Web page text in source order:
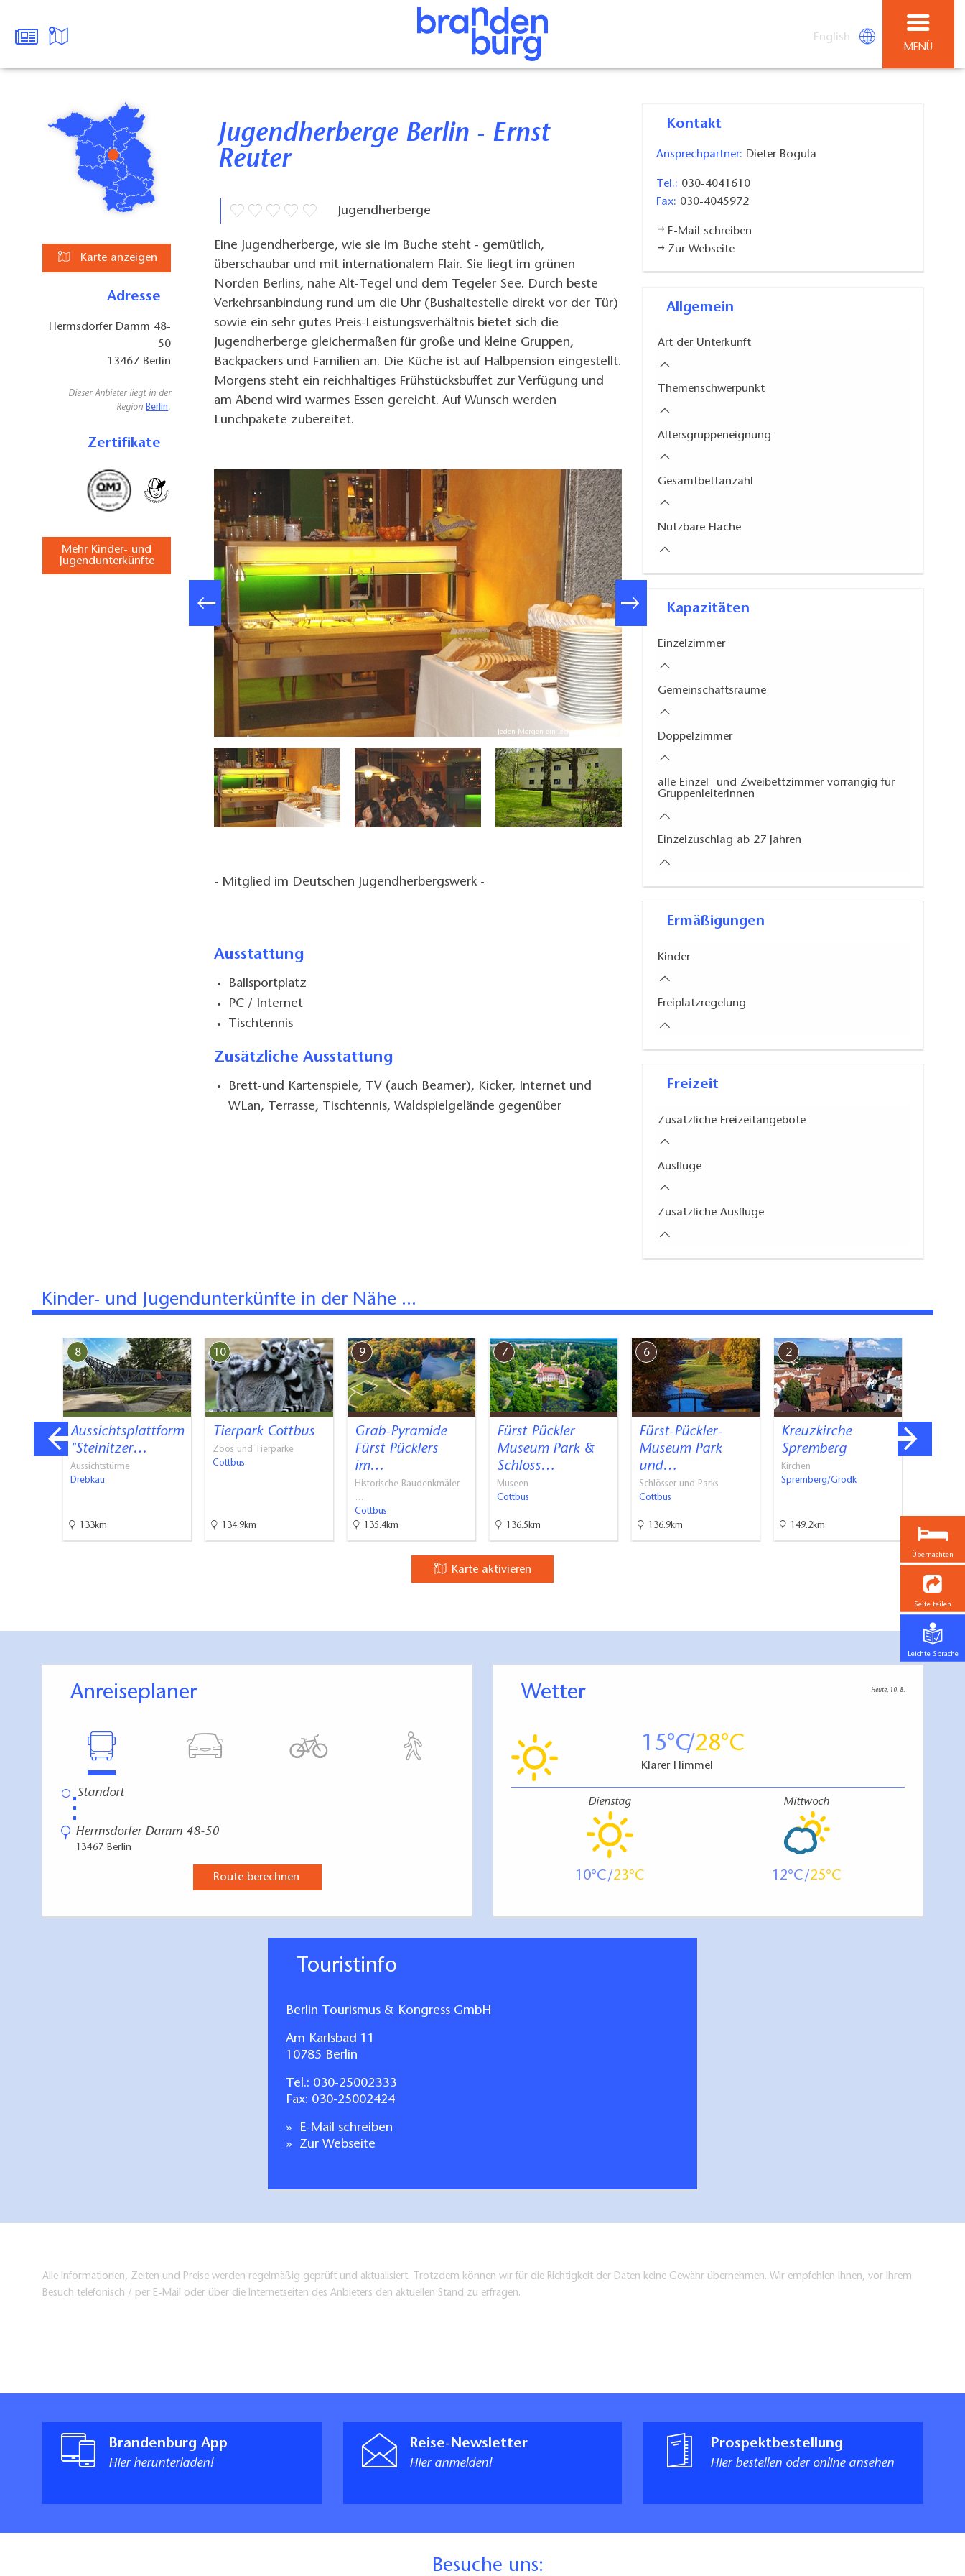
English
MENÜ
Karte anzeigen
Adresse
Hermsdorfer Damm 48-
50
13467 Berlin
Dieser Anbieter liegt in der
Region Berlin.
Zertifikate
Mehr Kinder- und
Jugendunterkünfte
Jugendherberge Berlin - Ernst
Reuter
Jugendherberge
Eine Jugendherberge, wie sie im Buche steht - gemütlich,
überschaubar und mit internationalem Flair. Sie liegt im grünen
Norden Berlins, nahe Alt-Tegel und dem Tegeler See. Durch beste
Verkehrsanbindung rund um die Uhr (Bushaltestelle direkt vor der Tür)
sowie ein sehr gutes Preis-Leistungsverhältnis bietet sich die
Jugendherberge gleichermaßen für große und kleine Gruppen,
Backpackers und Familien an. Die Küche ist auf Halbpension eingestellt.
Morgens steht ein reichhaltiges Frühstücksbuffet zur Verfügung und
am Abend wird warmes Essen gereicht. Auf Wunsch werden
Lunchpakete zubereitet.
Jeden Morgen ein leckeres Frühstück
- Mitglied im Deutschen Jugendherbergswerk -
Ausstattung
Ballsportplatz
PC / Internet
Tischtennis
Zusätzliche Ausstattung
Brett-und Kartenspiele, TV (auch Beamer), Kicker, Internet und
WLan, Terrasse, Tischtennis, Waldspielgelände gegenüber
Kontakt
Ansprechpartner: Dieter Bogula
Tel.: 030-4041610
Fax: 030-4045972
E-Mail schreiben
Zur Webseite
Allgemein
Art der Unterkunft
Themenschwerpunkt
Altersgruppeneignung
Gesamtbettanzahl
Nutzbare Fläche
Kapazitäten
Einzelzimmer
Gemeinschaftsräume
Doppelzimmer
alle Einzel- und Zweibettzimmer vorrangig für
GruppenleiterInnen
Einzelzuschlag ab 27 Jahren
Ermäßigungen
Kinder
Freiplatzregelung
Freizeit
Zusätzliche Freizeitangebote
Ausflüge
Zusätzliche Ausflüge
Kinder- und Jugendunterkünfte in der Nähe ...
8
Aussichtsplattform
"Steinitzer…
Aussichtstürme
Drebkau
133km
10
Tierpark Cottbus
Zoos und Tierparke
Cottbus
134.9km
9
Grab-Pyramide
Fürst Pücklers
im…
Historische Baudenkmäler
…
Cottbus
135.4km
7
Fürst Pückler
Museum Park &
Schloss…
Museen
Cottbus
136.5km
6
Fürst-Pückler-
Museum Park
und…
Schlösser und Parks
Cottbus
136.9km
2
Kreuzkirche
Spremberg
Kirchen
Spremberg/Grodk
149.2km
Karte aktivieren
Anreiseplaner
⋮
Hermsdorfer Damm 48-50
13467 Berlin
Route berechnen
Wetter Heute, 10. 8.
15 28
Klarer Himmel
Dienstag
10 23
Mittwoch
12 25
Touristinfo
Berlin Tourismus & Kongress GmbH
Am Karlsbad 11
10785 Berlin
Tel.: 030-25002333
Fax: 030-25002424
E-Mail schreiben
Zur Webseite
Alle Informationen, Zeiten und Preise werden regelmäßig geprüft und aktualisiert. Trotzdem können wir für die Richtigkeit der Daten keine Gewähr übernehmen. Wir empfehlen Ihnen, vor Ihrem
Besuch telefonisch / per E-Mail oder über die Internetseiten des Anbieters den aktuellen Stand zu erfragen.
Brandenburg App
Hier herunterladen!
Reise-Newsletter
Hier anmelden!
Prospektbestellung
Hier bestellen oder online ansehen
Besuche uns:
Übernachten
Seite teilen
Leichte Sprache